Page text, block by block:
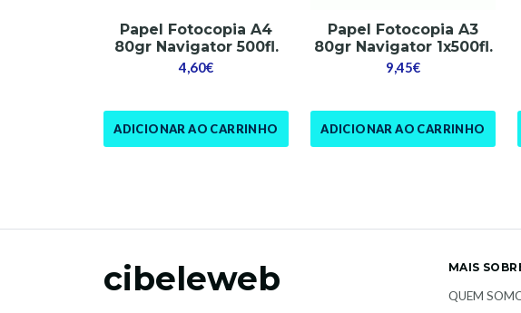
Papel Fotocopia A4
80gr Navigator 500fl.
4,60€
ADICIONAR AO CARRINHO
Papel Fotocopia A3
80gr Navigator 1x500fl.
9,45€
ADICIONAR AO CARRINHO
cibeleweb MAIS
QUEM